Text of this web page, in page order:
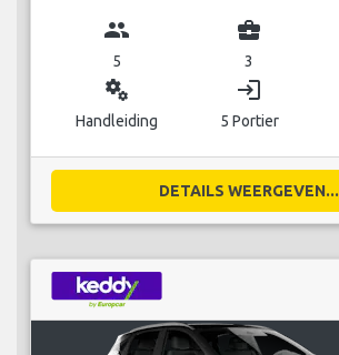
group
5
business_center
3
miscellaneous_services
Handleiding
login
5 Portier
DETAILS WEERGEVEN...